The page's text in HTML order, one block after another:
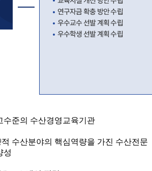
수준의 수산경영교육기관
수산분야의 핵심역량을 가진 수산전문
성